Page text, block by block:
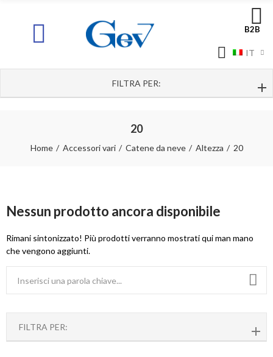
B2B
IT
FILTRA PER:
20
Home Accessori vari Catene da neve Altezza 20
Nessun prodotto ancora disponibile
Rimani sintonizzato! Più prodotti verranno mostrati qui man mano
che vengono aggiunti.
FILTRA PER: